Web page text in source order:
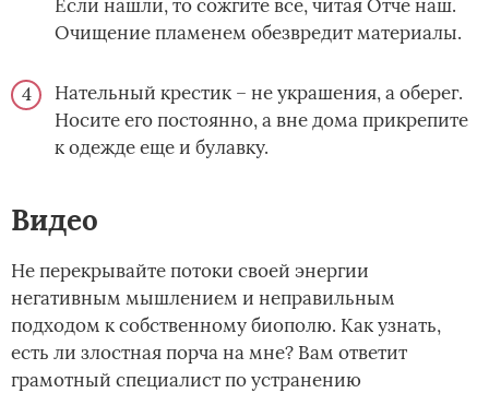
Если нашли, то сожгите всё, читая Отче наш.
Очищение пламенем обезвредит материалы.
Нательный крестик – не украшения, а оберег.
Носите его постоянно, а вне дома прикрепите
к одежде еще и булавку.
Видео
Не перекрывайте потоки своей энергии
негативным мышлением и неправильным
подходом к собственному биополю. Как узнать,
есть ли злостная порча на мне? Вам ответит
грамотный специалист по устранению